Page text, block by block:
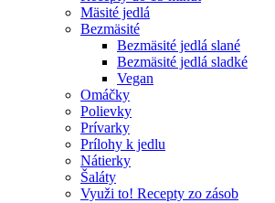
Mäsité jedlá
Bezmäsité
Bezmäsité jedlá slané
Bezmäsité jedlá sladké
Vegan
Omáčky
Polievky
Prívarky
Prílohy k jedlu
Nátierky
Šaláty
Využi to! Recepty zo zásob